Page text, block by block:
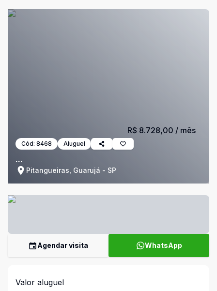
Cód: 8468 Aluguel
...
Pitangueiras, Guarujá - SP
R$ 8.728,00 / mês
Agendar visita WhatsApp
Valor aluguel